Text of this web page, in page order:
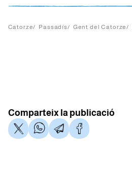
Catorze/ Passadís/ Gent del Catorze/
Comparteix la publicació